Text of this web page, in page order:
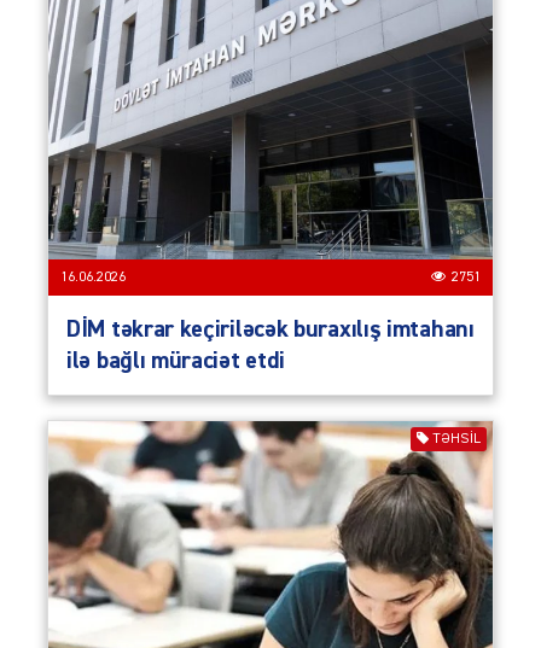
16.06.2026 2751
DİM təkrar keçiriləcək buraxılış imtahanı
ilə bağlı müraciət etdi
TƏHSIL